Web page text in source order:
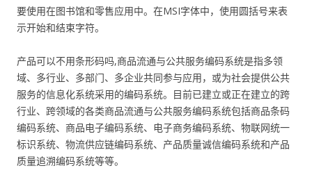
要使用在图书馆和零售应用中。在MSI字体中，使用圆括号来表
示开始和结束字符。
产品可以不用条形码吗,商品流通与公共服务编码系统是指多领
域、多行业、多部门、多企业共同参与应用，或为社会提供公共
服务的信息化系统采用的编码系统。目前已建立或正在建立的跨
行业、跨领域的各类商品流通与公共服务编码系统包括商品条码
编码系统、商品电子编码系统、电子商务编码系统、物联网统一
标识系统、物流供应链编码系统、产品质量诚信编码系统和产品
质量追溯编码系统等等。